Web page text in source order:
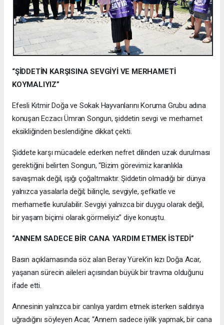
“ŞİDDETİN KARŞISINA SEVGİYİ VE MERHAMETİ
KOYMALIYIZ”
Efesli Kıtmir Doğa ve Sokak Hayvanlarını Koruma Grubu adına
konuşan Eczacı Ümran Songun, şiddetin sevgi ve merhamet
eksikliğinden beslendiğine dikkat çekti.
Şiddete karşı mücadele ederken nefret dilinden uzak durulması
gerektiğini belirten Songun, “Bizim görevimiz karanlıkla
savaşmak değil, ışığı çoğaltmaktır. Şiddetin olmadığı bir dünya
yalnızca yasalarla değil; bilinçle, sevgiyle, şefkatle ve
merhametle kurulabilir. Sevgiyi yalnızca bir duygu olarak değil,
bir yaşam biçimi olarak görmeliyiz” diye konuştu.
“ANNEM SADECE BİR CANA YARDIM ETMEK İSTEDİ”
Basın açıklamasında söz alan Beray Yürek’in kızı Doğa Acar,
yaşanan sürecin aileleri açısından büyük bir travma olduğunu
ifade etti.
Annesinin yalnızca bir canlıya yardım etmek isterken saldırıya
uğradığını söyleyen Acar, “Annem sadece iyilik yapmak, bir cana